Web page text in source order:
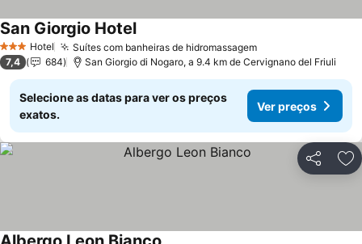
3 EstrelasHotel Suítes com banheiras de hidromassagemVer preços
San Giorgio HotelVer preços
7,4 684 San Giorgio di Nogaro, a 9.4 km de Cervignano del Friuli
Selecione as datas para ver os preços
exatos.
Ver preços
Partilhar